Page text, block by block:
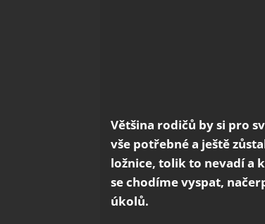
Většina rodičů by si pro
vše potřebné a ještě
ložnice, tolik to nevadí a
se chodíme vyspat,
úkolů.